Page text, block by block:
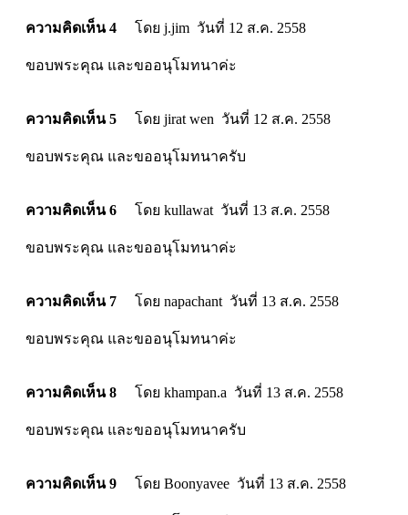
ความคิดเห็น 4 โดย j.jim วันที่ 12 ส.ค. 2558
ขอบพระคุณ และขออนุโมทนาค่ะ
ความคิดเห็น 5 โดย jirat wen วันที่ 12 ส.ค. 2558
ขอบพระคุณ และขออนุโมทนาครับ
ความคิดเห็น 6 โดย kullawat วันที่ 13 ส.ค. 2558
ขอบพระคุณ และขออนุโมทนาค่ะ
ความคิดเห็น 7 โดย napachant วันที่ 13 ส.ค. 2558
ขอบพระคุณ และขออนุโมทนาค่ะ
ความคิดเห็น 8 โดย khampan.a วันที่ 13 ส.ค. 2558
ขอบพระคุณ และขออนุโมทนาครับ
ความคิดเห็น 9 โดย Boonyavee วันที่ 13 ส.ค. 2558